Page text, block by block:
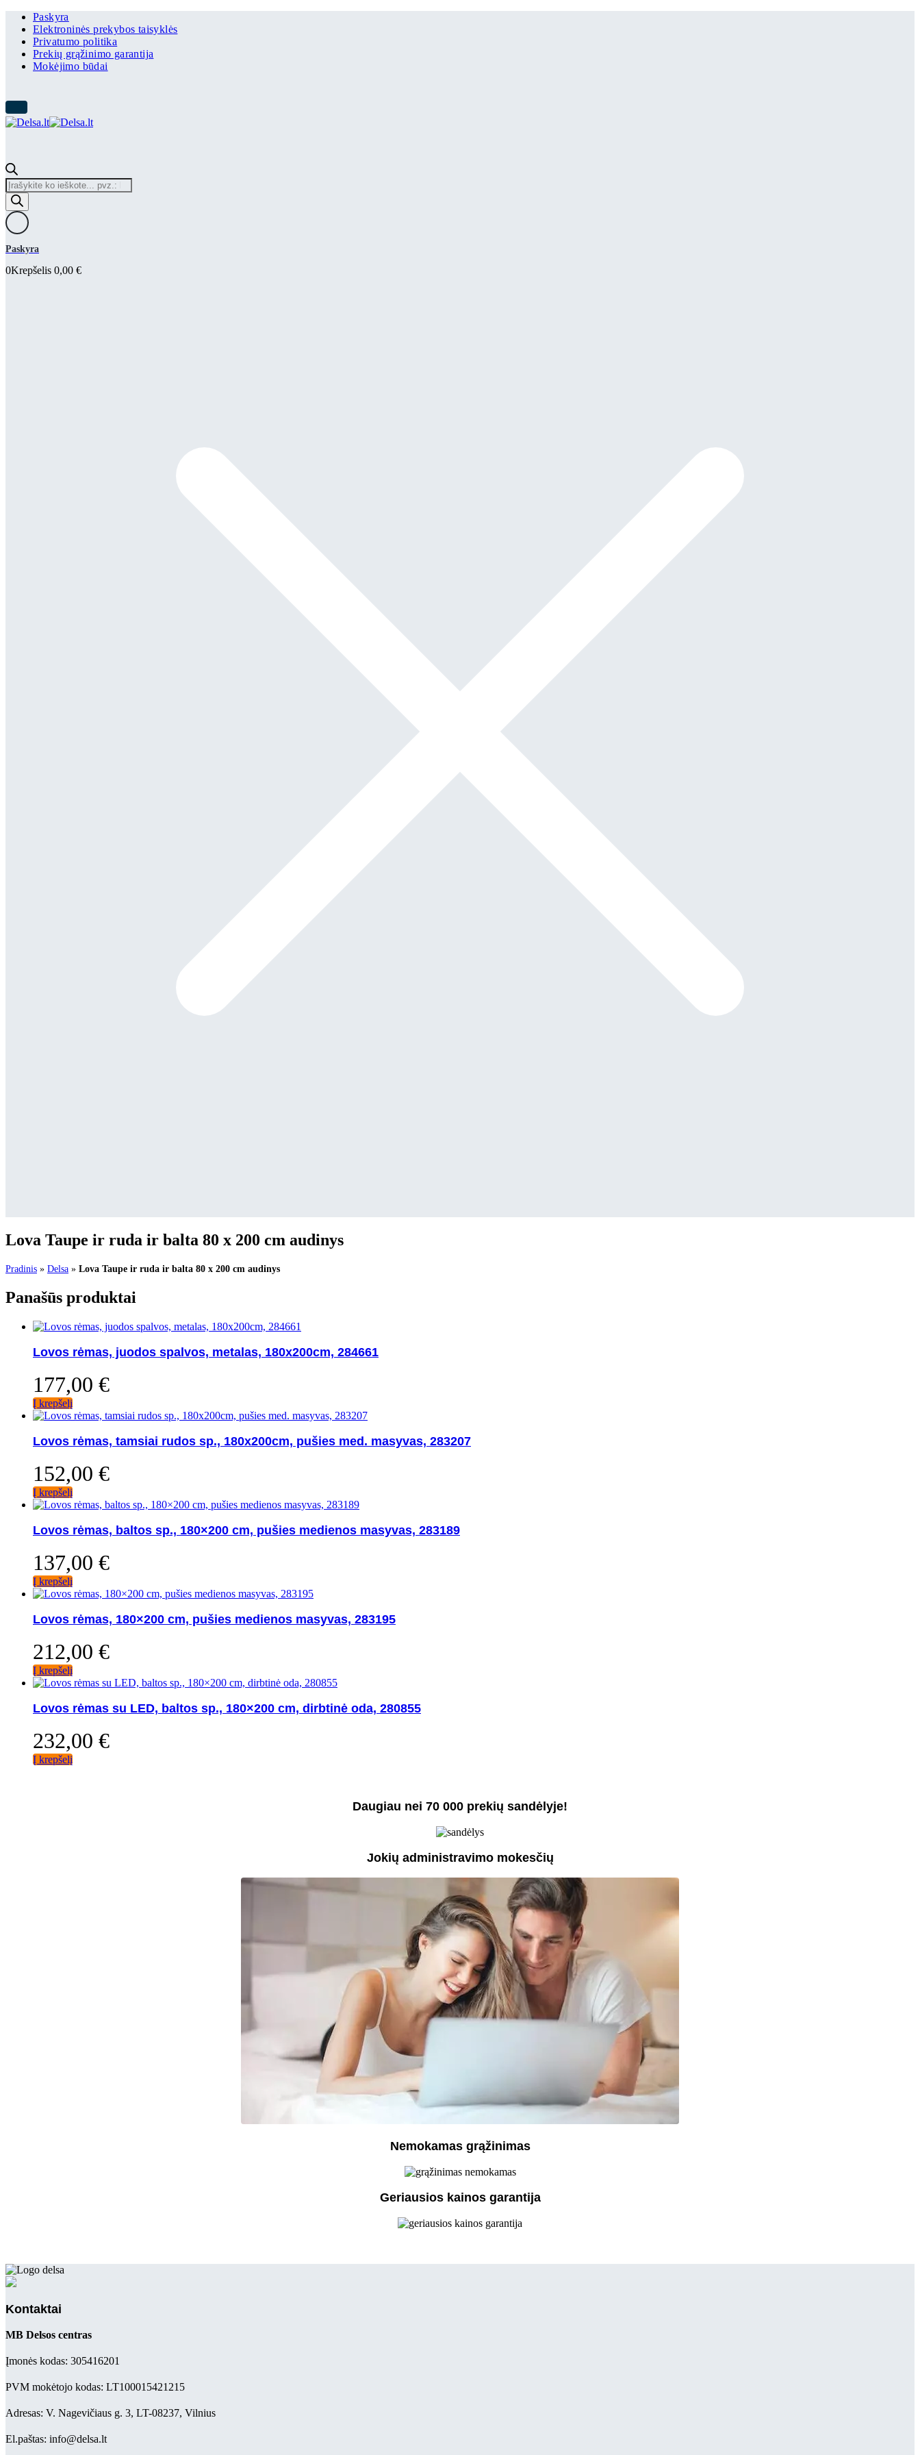
Paskyra
Elektroninės prekybos taisyklės
Privatumo politika
Prekių grąžinimo garantija
Mokėjimo būdai
Products
search
Paskyra
0Krepšelis 0,00 €
Lova Taupe ir ruda ir balta 80 x 200 cm audinys
Pradinis » Delsa » Lova Taupe ir ruda ir balta 80 x 200 cm audinys
Panašūs produktai
Lovos rėmas, juodos spalvos, metalas, 180x200cm, 284661
177,00 €
Į krepšelį
Lovos rėmas, tamsiai rudos sp., 180x200cm, pušies med. masyvas, 283207
152,00 €
Į krepšelį
Lovos rėmas, baltos sp., 180×200 cm, pušies medienos masyvas, 283189
137,00 €
Į krepšelį
Lovos rėmas, 180×200 cm, pušies medienos masyvas, 283195
212,00 €
Į krepšelį
Lovos rėmas su LED, baltos sp., 180×200 cm, dirbtinė oda, 280855
232,00 €
Į krepšelį
Daugiau nei 70 000 prekių sandėlyje!
Jokių administravimo mokesčių
Nemokamas grąžinimas
Geriausios kainos garantija
Kontaktai
MB Delsos centras
Įmonės kodas: 305416201
PVM mokėtojo kodas: LT100015421215
Adresas: V. Nagevičiaus g. 3, LT-08237, Vilnius
El.paštas: info@delsa.lt